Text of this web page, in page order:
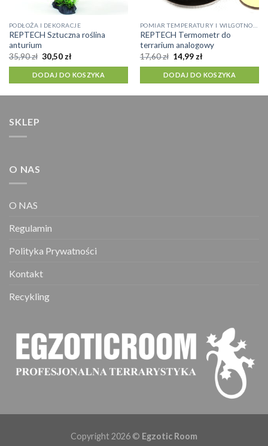
PODŁOŻA I DEKORACJE
REPTECH Sztuczna roślina
anturium
35,90zł Pierwotna
cena
wynosiła:
35,90 zł.
30,50 złAktualna
wynosi:
30,50 zł.
DODAJ DO KOSZYKA
REPTECH Termometr do
terrarium analogowy
17,60zł Pierwotna
cena
wynosiła:
17,60 zł.
14,99 złAktualna
wynosi:
14,99 zł.
DODAJ DO KOSZYKA
SKLEP
O NAS
O NAS
Regulamin
Polityka Prywatności
Kontakt
Recykling
Copyright 2026 © Egzotic Room